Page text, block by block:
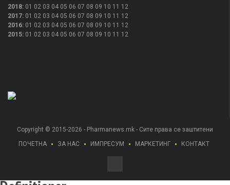
2018: 01 02 03 04 05 06 07 08 09 10 11 12
2017: 01 02 03 04 05 06 07 08 09 10 11 12
2016: 01 02 03 04 05 06 07 08 09 10 11 12
2015: 01 02 03 04 05 06 07 08 09 10 11 12
Copyright © 2015-2026 - Pharmanews.mk - Сите права се заштитени
ПОЧЕТНА
ЗА НАС ИМПРЕСУМ МАРКЕТИНГ КОНТАКТ